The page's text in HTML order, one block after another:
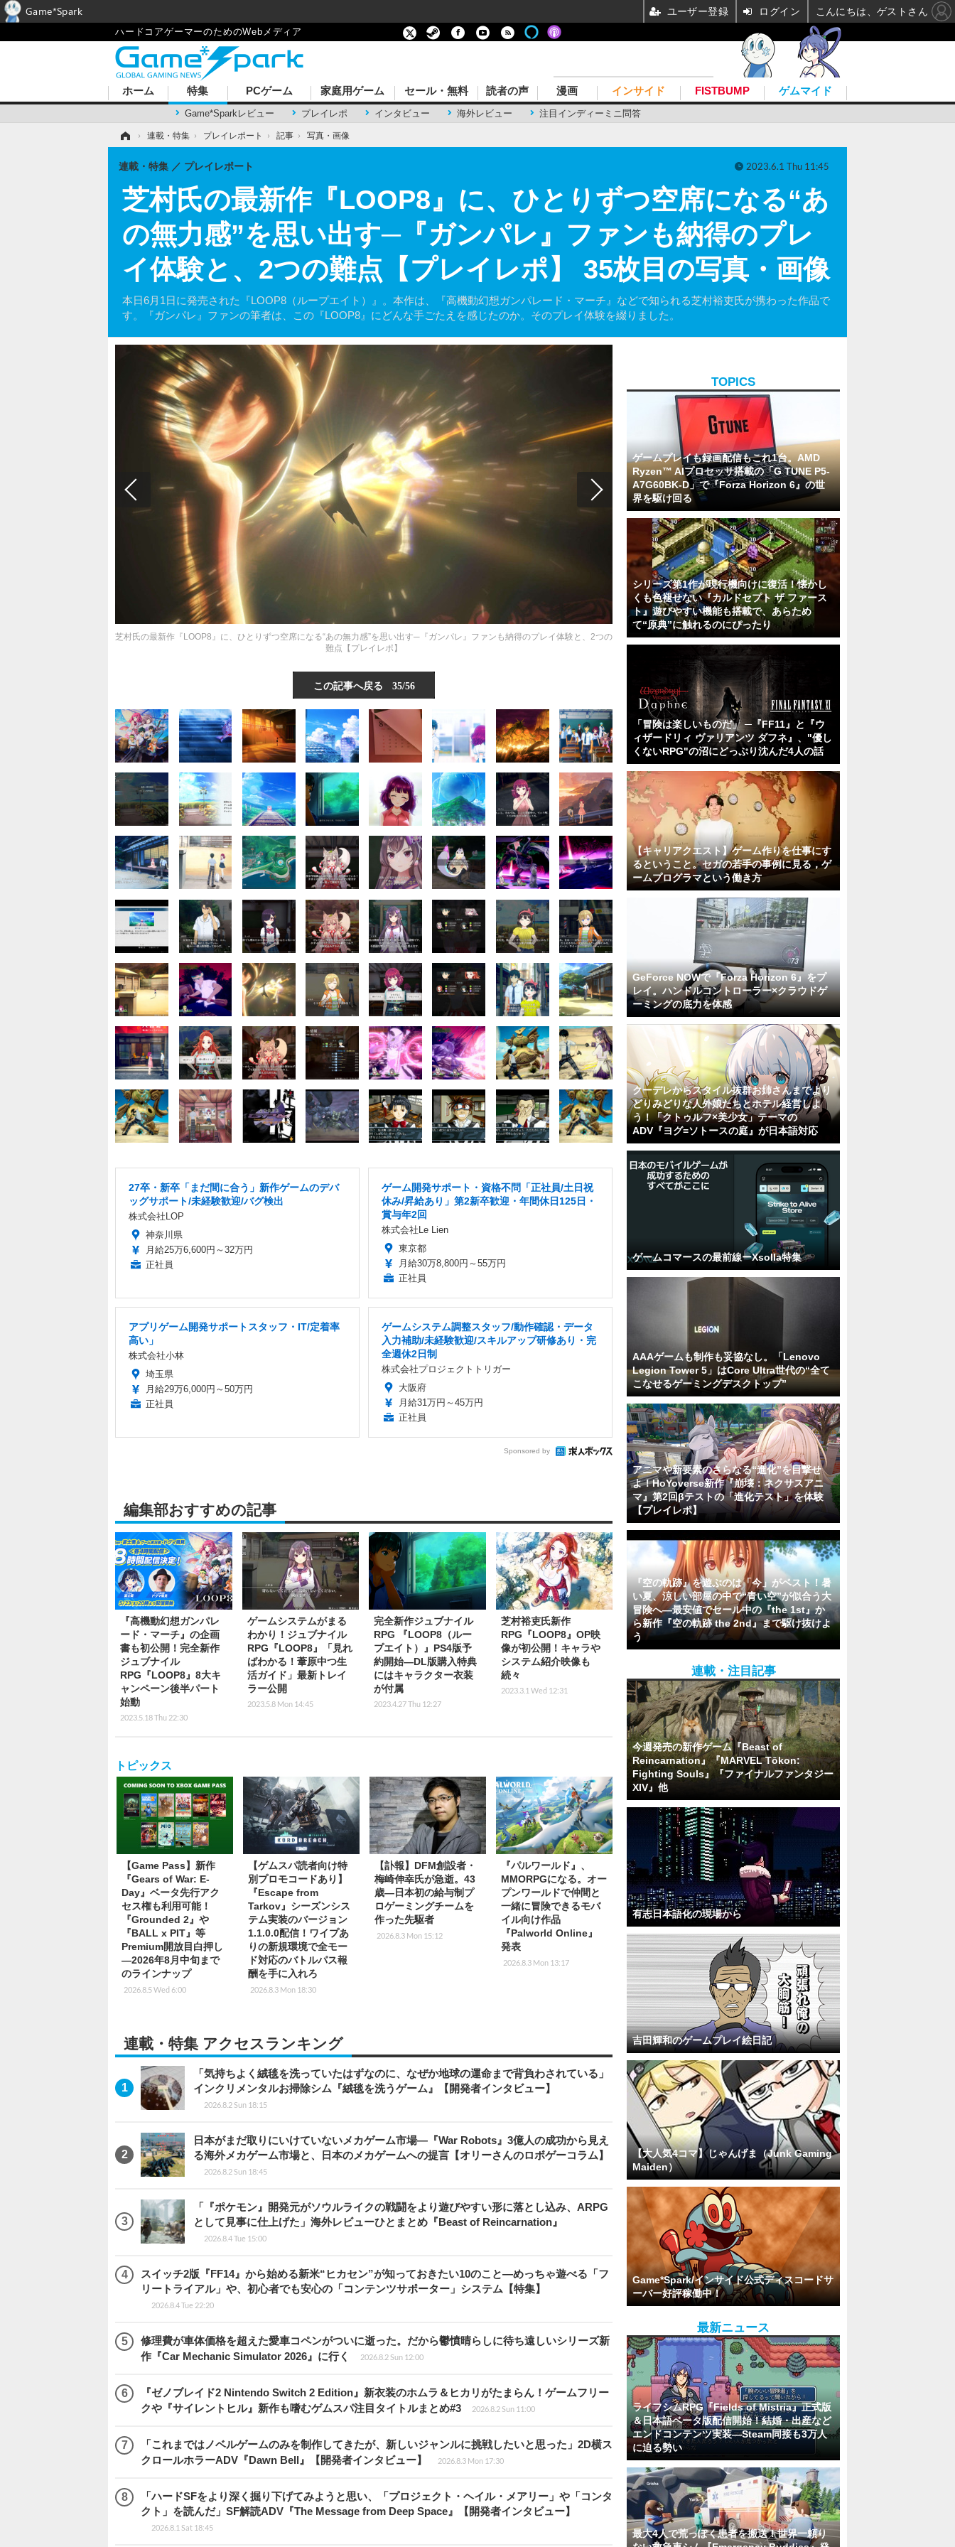
ハードコアゲーマーのためのWebメディア
ホーム 特集
Game*Sparkレビュー プレイレポ インタビュー 海外レビュー 注目インディーミニ問答
PCゲーム 家庭用ゲーム セール・無料 読者の声 漫画 インサイド FISTBUMP ゲムマイド
› 連載・特集 › プレイレポート › 記事 › 写真・画像
芝村氏の最新作『LOOP8』に、ひとりずつ空席になる“あ
の無力感”を思い出す─『ガンパレ』ファンも納得のプレ
イ体験と、2つの難点【プレイレポ】 35枚目の写真・画像
本日6月1日に発売された『LOOP8（ループエイト）』。本作は、『高機動幻想ガンパレード・マーチ』などで知られる芝村裕吏氏が携わった作品で
す。『ガンパレ』ファンの筆者は、この『LOOP8』にどんな手ごたえを感じたのか。そのプレイ体験を綴りました。
連載・特集 プレイレポート 2023.6.1 Thu 11:45
芝村氏の最新作『LOOP8』に、ひとりずつ空席になる“あの無力感”を思い出す─『ガンパレ』ファンも納得のプレイ体験と、2つの
難点【プレイレポ】
この記事へ戻る 35/56
27卒・新卒「まだ間に合う」新作ゲームのデバ
ッグサポート/未経験歓迎/バグ検出
株式会社LOP
神奈川県
月給25万6,600円～32万円
正社員
ゲーム開発サポート・資格不問「正社員/土日祝
休み/昇給あり」第2新卒歓迎・年間休日125日・
賞与年2回
株式会社Le Lien
東京都
月給30万8,800円～55万円
正社員
アプリゲーム開発サポートスタッフ・IT/定着率
高い」
株式会社小林
埼玉県
月給29万6,000円～50万円
正社員
ゲームシステム調整スタッフ/動作確認・データ
入力補助/未経験歓迎/スキルアップ研修あり・完
全週休2日制
株式会社プロジェクトトリガー
大阪府
月給31万円～45万円
正社員
Sponsored by
編集部おすすめの記事
『高機動幻想ガンパレ
ード・マーチ』の企画
書も初公開！完全新作
ジュブナイル
RPG『LOOP8』8大キ
ャンペーン後半パート
始動
2023.5.18 Thu 22:30
ゲームシステムがまる
わかり！ジュブナイル
RPG『LOOP8』「見れ
ばわかる！葦原中つ生
活ガイド」最新トレイ
ラー公開
2023.5.8 Mon 14:45
完全新作ジュブナイル
RPG 『LOOP8（ルー
プエイト）』PS4版予
約開始―DL版購入特典
にはキャラクター衣装
が付属
2023.4.27 Thu 12:27
芝村裕吏氏新作
RPG『LOOP8』OP映
像が初公開！キャラや
システム紹介映像も
続々
2023.3.1 Wed 12:31
トピックス
【Game Pass】新作
『Gears of War: E-
Day』ベータ先行アク
セス権も利用可能！
『Grounded 2』や
『BALL x PIT』等
Premium開放目白押し
―2026年8月中旬まで
のラインナップ
2026.8.5 Wed 6:00
【ゲムスパ読者向け特
別プロモコードあり】
『Escape from
Tarkov』シーズンシス
テム実装のバージョン
1.1.0.0配信！ワイプあ
りの新規環境で全モー
ド対応のバトルパス報
酬を手に入れろ
2026.8.3 Mon 18:30
【訃報】DFM創設者・
梅崎伸幸氏が急逝。43
歳―日本初の給与制プ
ロゲーミングチームを
作った先駆者
2026.8.3 Mon 15:12
『パルワールド』、
MMORPGになる。オー
プンワールドで仲間と
一緒に冒険できるモバ
イル向け作品
『Palworld Online』
発表
2026.8.3 Mon 13:17
連載・特集 アクセスランキング
「気持ちよく絨毯を洗っていたはずなのに、なぜか地球の運命まで背負わされている」
インクリメンタルお掃除シム『絨毯を洗うゲーム』【開発者インタビュー】
2026.8.2 Sun 18:15
日本がまだ取りにいけていないメカゲーム市場―『War Robots』3億人の成功から見え
る海外メカゲーム市場と、日本のメカゲームへの提言【オリーさんのロボゲーコラム】
2026.8.2 Sun 18:45
「『ポケモン』開発元がソウルライクの戦闘をより遊びやすい形に落とし込み、ARPG
として見事に仕上げた」海外レビューひとまとめ『Beast of Reincarnation』
2026.8.4 Tue 15:00
スイッチ2版『FF14』から始める新米“ヒカセン”が知っておきたい10のこと―めっちゃ遊べる「フ
リートライアル」や、初心者でも安心の「コンテンツサポーター」システム【特集】
2026.8.4 Tue 22:20
修理費が車体価格を超えた愛車コペンがついに逝った。だから鬱憤晴らしに待ち遠しいシリーズ新
作『Car Mechanic Simulator 2026』に行く
2026.8.2 Sun 12:00
『ゼノブレイド2 Nintendo Switch 2 Edition』新衣装のホムラ＆ヒカリがたまらん！ゲームフリー
クや『サイレントヒル』新作も嗜むゲムスパ注目タイトルまとめ#3
2026.8.2 Sun 11:00
「これまではノベルゲームのみを制作してきたが、新しいジャンルに挑戦したいと思った」2D横ス
クロールホラーADV『Dawn Bell』【開発者インタビュー】
2026.8.3 Mon 17:30
「ハードSFをより深く掘り下げてみようと思い、「プロジェクト・ヘイル・メアリー」や「コンタ
クト」を読んだ」SF解読ADV『The Message from Deep Space』【開発者インタビュー】
2026.8.1 Sat 18:45
TOPICS
ゲームプレイも録画配信もこれ1台。AMD
Ryzen™ AIプロセッサ搭載の「G TUNE P5-
A7G60BK-D」で『Forza Horizon 6』の世
界を駆け回る
シリーズ第1作が現行機向けに復活！懐かし
くも色褪せない『カルドセプト ザ ファース
ト』遊びやすい機能も搭載で、あらため
て“原典”に触れるのにぴったり
「冒険は楽しいものだ」 ─『FF11』と『ウ
ィザードリィ ヴァリアンツ ダフネ』、"優し
くないRPG"の沼にどっぷり沈んだ4人の話
【キャリアクエスト】ゲーム作りを仕事にす
るということ。セガの若手の事例に見る，ゲ
ームプログラマという働き方
GeForce NOWで『Forza Horizon 6』をプ
レイ。ハンドルコントローラー×クラウドゲ
ーミングの底力を体感
クーデレからスタイル抜群お姉さんまでより
どりみどりな人外娘たちとホテル経営しよ
う！「クトゥルフ×美少女」テーマの
ADV『ヨグ=ソトースの庭』が日本語対応
ゲームコマースの最前線ーXsolla特集
AAAゲームも制作も妥協なし。「Lenovo
Legion Tower 5」はCore Ultra世代の“全て
こなせるゲーミングデスクトップ”
アニマや新要素のさらなる“進化”を目撃せ
よ！HoYoverse新作『崩壊：ネクサスアニ
マ』第2回βテストの「進化テスト」を体験
【プレイレポ】
『空の軌跡』を遊ぶのは「今」がベスト！暑
い夏、涼しい部屋の中で“青い空”が似合う大
冒険へ―最安値でセール中の『the 1st』か
ら新作『空の軌跡 the 2nd』まで駆け抜けよ
う
連載・注目記事
今週発売の新作ゲーム『Beast of
Reincarnation』『MARVEL Tōkon:
Fighting Souls』『ファイナルファンタジー
XIV』他
有志日本語化の現場から
吉田輝和のゲームプレイ絵日記
【大人気4コマ】じゃんげま（Junk Gaming
Maiden）
Game*Spark/インサイド公式ディスコードサ
ーバー好評稼働中！
最新ニュース
ライフシムRPG『Fields of Mistria』正式版
＆日本語ベータ版配信開始！結婚・出産など
エンドコンテンツ実装―Steam同接も3万人
に迫る勢い
最大4人で荒っぽく患者を搬送！世界一頼り
Game*Spark ユーザー登録 ログイン こんにちは、ゲストさん